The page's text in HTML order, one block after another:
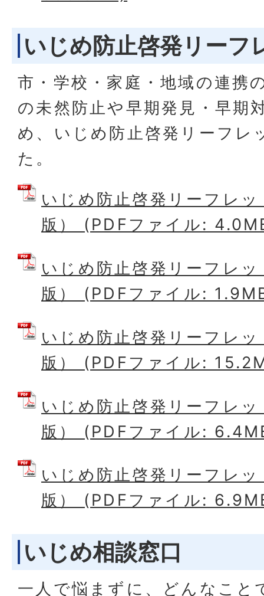
いじめ防止啓発リーフ
市・学校・家庭・地域の連携
の未然防止や早期発見・早期
め、いじめ防止啓発リーフレ
た。
いじめ防止啓発リーフレ
版） (PDFファイル:
いじめ防止啓発リーフレ
版） (PDFファイル:
いじめ防止啓発リーフレ
版） (PDFファイル:
いじめ防止啓発リーフレ
版） (PDFファイル:
いじめ防止啓発リーフレ
版） (PDFファイル:
いじめ相談窓口
一人で悩まずに、どんなこと